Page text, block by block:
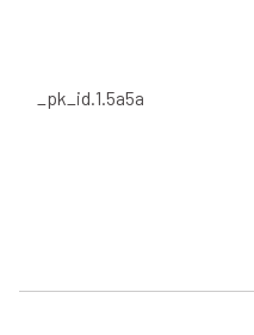
_pk_id.1.5a5a